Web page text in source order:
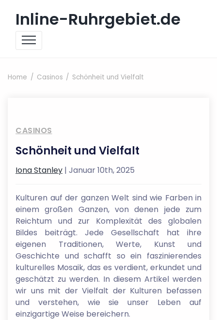
Inline-Ruhrgebiet.de
Home Casinos Schönheit und Vielfalt
CASINOS
Schönheit und Vielfalt
Iona Stanley | Januar 10th, 2025
Kulturen auf der ganzen Welt sind wie Farben in
einem großen Ganzen, von denen jede zum
Reichtum und zur Komplexität des globalen
Bildes beiträgt. Jede Gesellschaft hat ihre
eigenen Traditionen, Werte, Kunst und
Geschichte und schafft so ein faszinierendes
kulturelles Mosaik, das es verdient, erkundet und
geschätzt zu werden. In diesem Artikel werden
wir uns mit der Vielfalt der Kulturen befassen
und verstehen, wie sie unser Leben auf
einzigartige Weise bereichern.